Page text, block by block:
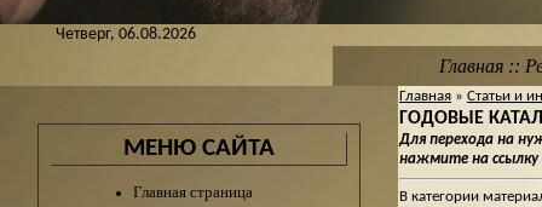
Четверг, 06.08.2026
Главная ::
МЕНЮ САЙТА
Главная страница
Главная » Статьи и
ГОДОВЫЕ
Для перехода на
нажмите на ссылку
В категории